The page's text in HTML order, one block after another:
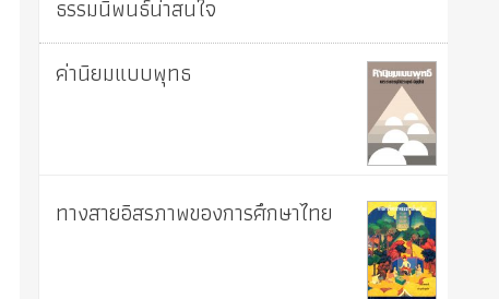
ธรรมนิพนธ์น่าสนใจ
ค่านิยมแบบพุทธ
ทางสายอิสรภาพของการศึกษาไทย